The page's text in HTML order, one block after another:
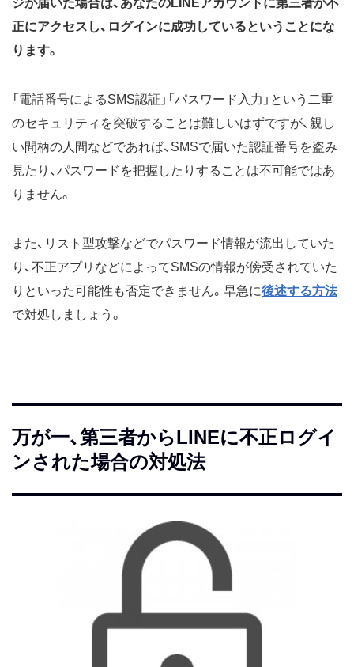
正にアクセスし、ログインに成功しているということにな
ります。
「電話番号によるSMS認証」「パスワード入力」という二重
のセキュリティを突破することは難しいはずですが、親し
い間柄の人間などであれば、SMSで届いた認証番号を盗み
見たり、パスワードを把握したりすることは不可能ではあ
りません。
また、リスト型攻撃などでパスワード情報が流出していた
り、不正アプリなどによってSMSの情報が傍受されていた
りといった可能性も否定できません。早急に後述する方法
で対処しましょう。
万が一、第三者からLINEに不正ログイ
ンされた場合の対処法